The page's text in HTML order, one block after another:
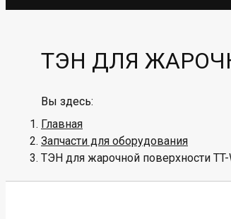
ТЭН ДЛЯ
Вы здесь:
Главная
Запчасти для оборудования
ТЭН для жарочной поверхности TT-